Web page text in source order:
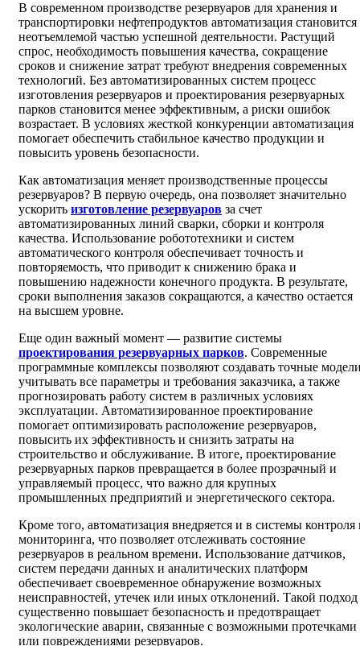
В современном производстве резервуаров для хранения и
транспортировки нефтепродуктов автоматизация становится
неотъемлемой частью успешной деятельности. Растущий
спрос, необходимость повышения качества, сокращение
сроков и снижение затрат требуют внедрения современных
технологий. Без автоматизированных систем процесс
изготовления резервуаров и проектирования резервуарных
парков становится менее эффективным, а риски ошибок
возрастает. В условиях жесткой конкуренции автоматизация
помогает обеспечить стабильное качество продукции и
повысить уровень безопасности.
Как автоматизация меняет производственные процессы
резервуаров? В первую очередь, она позволяет значительно
ускорить изготовление резервуаров за счет
автоматизированных линий сварки, сборки и контроля
качества. Использование робототехники и систем
автоматического контроля обеспечивает точность и
повторяемость, что приводит к снижению брака и
повышению надежности конечного продукта. В результате,
сроки выполнения заказов сокращаются, а качество остается
на высшем уровне.
Еще один важный момент — развитие системы
проектирования резервуарных парков. Современные
программные комплексы позволяют создавать точные
учитывать все параметры и требования заказчика, а также
прогнозировать работу систем в различных условиях
эксплуатации. Автоматизированное проектирование
помогает оптимизировать расположение резервуаров,
повысить их эффективность и снизить затраты на
строительство и обслуживание. В итоге, проектирование
резервуарных парков превращается в более прозрачный и
управляемый процесс, что важно для крупных
промышленных предприятий и энергетического сектора.
Кроме того, автоматизация внедряется и в системы контроля
мониторинга, что позволяет отслеживать состояние
резервуаров в реальном времени. Использование датчиков,
систем передачи данных и аналитических платформ
обеспечивает своевременное обнаружение возможных
неисправностей, утечек или иных отклонений. Такой подход
существенно повышает безопасность и предотвращает
экологические аварии, связанные с возможными протечками
или повреждениями резервуаров.